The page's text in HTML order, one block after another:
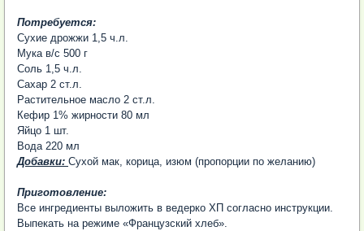
Потребуется:
Сухие дрожжи 1,5 ч.л.
Мука в/с 500 г
Соль 1,5 ч.л.
Сахар 2 ст.л.
Растительное масло 2 ст.л.
Кефир 1% жирности 80 мл
Яйцо 1 шт.
Вода 220 мл
Добавки: Сухой мак, корица, изюм (пропорции по желанию)
Приготовление:
Все ингредиенты выложить в ведерко ХП согласно инструкции.
Выпекать на режиме «Французский хлеб».